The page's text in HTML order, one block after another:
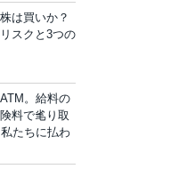
は買いか？
スクと3つの
。給料の
料で毟り取
たちに払わ